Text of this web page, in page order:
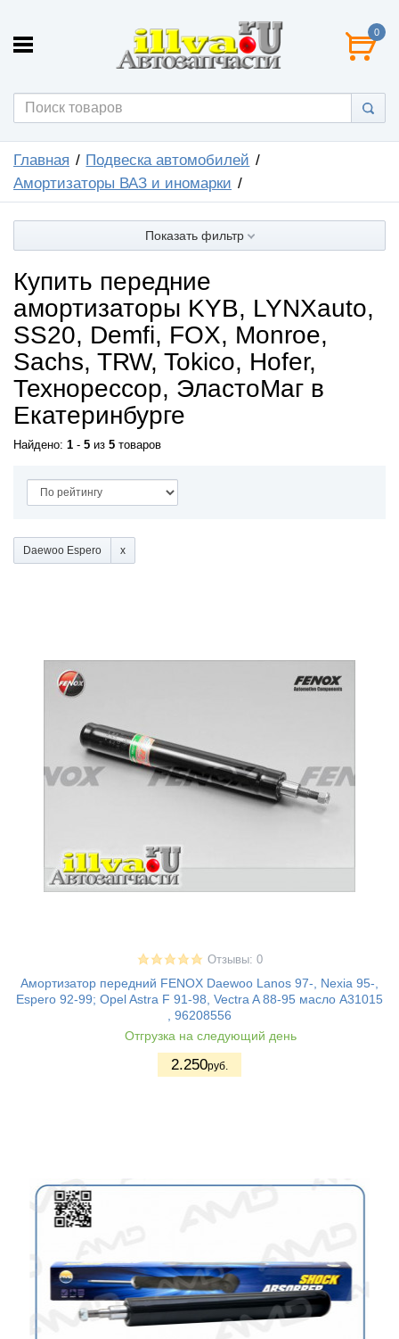
0
Главная
Подвеска автомобилей
Амортизаторы ВАЗ и иномарки
Показать фильтр
Купить передние
амортизаторы KYB, LYNXauto,
SS20, Demfi, FOX, Monroe,
Sachs, TRW, Tokico, Hofer,
Технорессор, ЭластоМаг в
Екатеринбурге
Найдено: 1 - 5 из 5 товаров
Daewoo Espero
Отзывы: 0
Амортизатор передний FENOX Daewoo Lanos 97-, Nexia 95-,
Espero 92-99; Opel Astra F 91-98, Vectra A 88-95 масло A31015
, 96208556
Отгрузка на следующий день
2.250руб.